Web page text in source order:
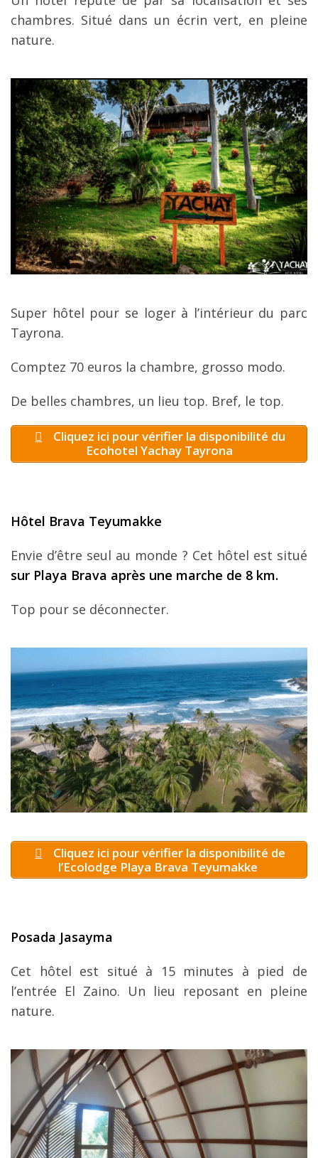
chambres. Situé dans un écrin vert, en pleine
nature.
Super hôtel pour se loger à l’intérieur du parc
Tayrona.
Comptez 70 euros la chambre, grosso modo.
De belles chambres, un lieu top. Bref, le top.
Cliquez ici pour vérifier la disponibilité du
Ecohotel Yachay Tayrona
Hôtel Brava Teyumakke
Envie d’être seul au monde ? Cet hôtel est situé
sur Playa Brava après une marche de 8 km.
Top pour se déconnecter.
Cliquez ici pour vérifier la disponibilité de
l’Ecolodge Playa Brava Teyumakke
Posada Jasayma
Cet hôtel est situé à 15 minutes à pied de
l’entrée El Zaino. Un lieu reposant en pleine
nature.